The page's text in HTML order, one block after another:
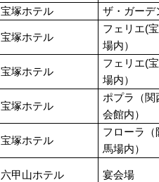
宝塚ホテル
ザ・ガーデ
宝塚ホテル
フェリエ(
場内）
宝塚ホテル
フェリエ(
場内）
宝塚ホテル
ポプラ（関
会館内）
宝塚ホテル
フローラ（
馬場内）
六甲山ホテル 宴会場